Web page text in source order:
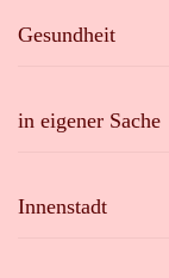
Gesundheit
in eigener Sache
Innenstadt